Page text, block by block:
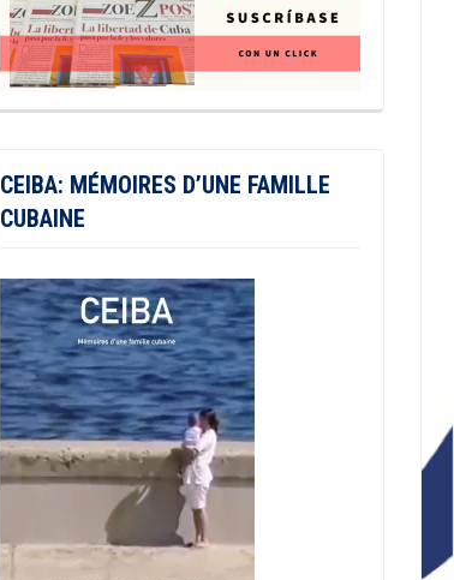
CEIBA: MÉMOIRES D’UNE FAMILLE
CUBAINE